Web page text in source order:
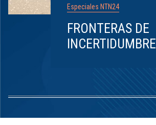
Especiales NTN24
FRONTERAS DE
INCERTIDUMBRE
1